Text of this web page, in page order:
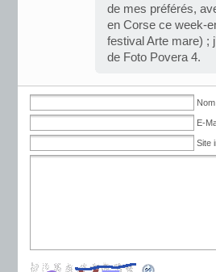
de mes préférés,
en Corse ce week-
festival Arte mare) ;
de Foto Povera 4.
E-
Site